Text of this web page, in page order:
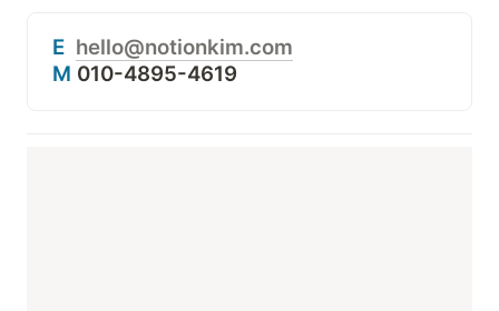
E hello@notionkim.com
M 010-4895-4619